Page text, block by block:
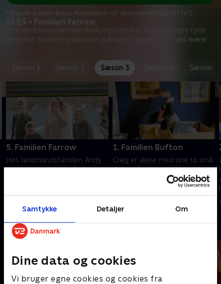
Samtykke Detaljer Om
Dine data og cookies
Vi bruger egne cookies og cookies fra
S3:E5 • Familien Farrow
Hos landmandsfamilien Andy og Lianne er bondegården fyldt
med rod. Stacey og oprydningsteamet rykker ud,
Læs mere
*Kræver pakken Basis. Administrer dit abonnement på Mit TV 2.
Sæson 1 Sæson 2 Sæson 3 Sæson 5
5. Familien Farrow
Hos landmandsfamilien Andy
og Lianne er bondegården
og denne gang har de en særlig
gæst med.
1. Familien Bufton
Craig er alene med sine to små
døtre efter at mistet sin kone,
og rodet er vokset ham over
hovedet. Nu træder Stacey og
team til og hjælper med en
frisk start.
Andre så også